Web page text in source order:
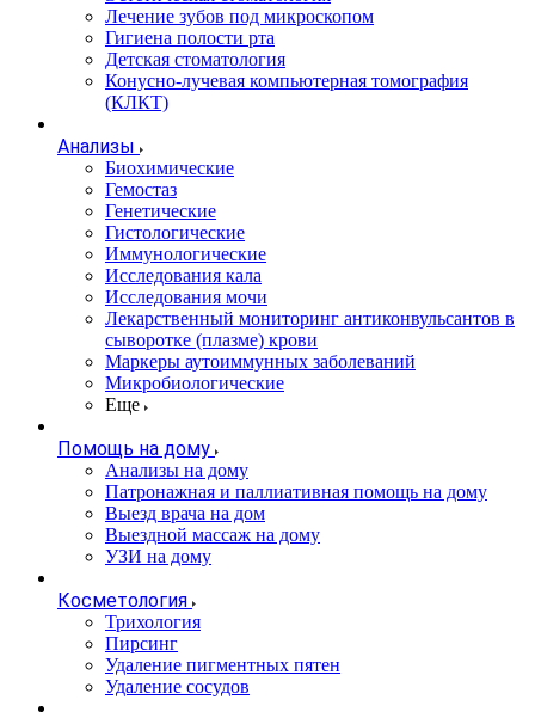
Лечение зубов под микроскопом
Гигиена полости рта
Детская стоматология
Конусно-лучевая компьютерная томография
(КЛКТ)
Анализы
Биохимические
Гемостаз
Генетические
Гистологические
Иммунологические
Исследования кала
Исследования мочи
Лекарственный мониторинг антиконвульсантов в
сыворотке (плазме) крови
Маркеры аутоиммунных заболеваний
Микробиологические
Еще
Помощь на дому
Анализы на дому
Патронажная и паллиативная помощь на дому
Выезд врача на дом
Выездной массаж на дому
УЗИ на дому
Косметология
Трихология
Пирсинг
Удаление пигментных пятен
Удаление сосудов